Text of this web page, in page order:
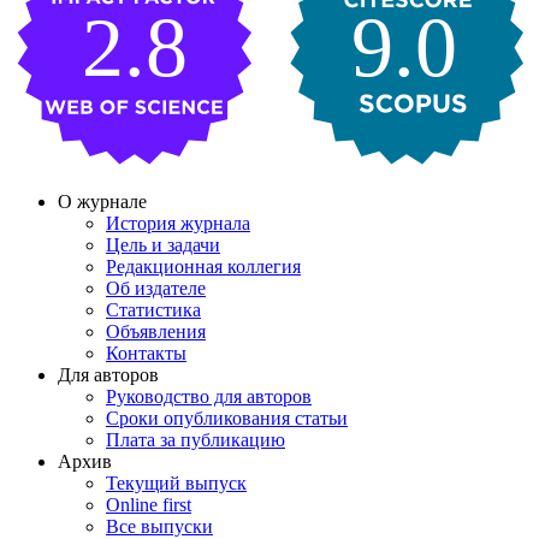
9.0
2.8
О журнале
История журнала
Цель и задачи
Редакционная коллегия
Об издателе
Статистика
Объявления
Контакты
Для авторов
Руководство для авторов
Сроки опубликования статьи
Плата за публикацию
Архив
Текущий выпуск
Online first
Все выпуски